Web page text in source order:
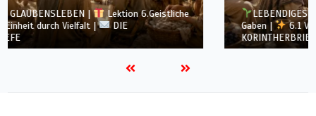
LEBENDIGES GLAUBENSLEBEN |
Lektion 6.Geistliche
Gaben |
6.1 Vielfältige Gaben |
DIE
KORINTHERBRIEFE